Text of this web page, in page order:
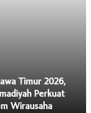
Timur 2026,
Perkuat
Wirausaha